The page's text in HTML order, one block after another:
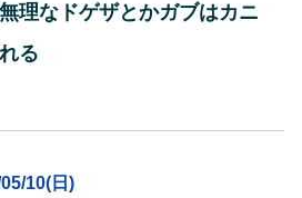
理なドゲザとかガブはカニ
る
10(日)